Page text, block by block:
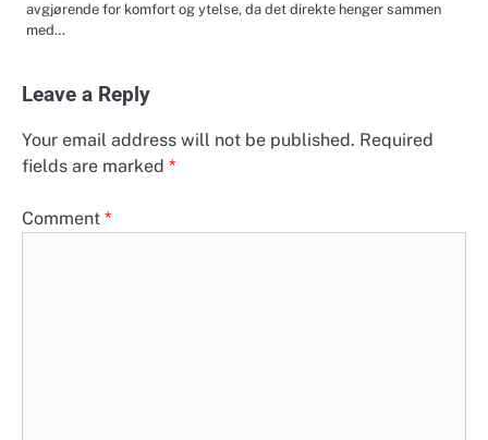
avgjørende for komfort og ytelse, da det direkte henger sammen
med…
Leave a Reply
Your email address will not be published. Required
fields are marked *
Comment *